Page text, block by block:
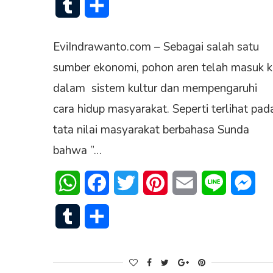
Tumblr
EviIndrawanto.com – Sebagai salah satu
sumber ekonomi, pohon aren telah masuk
dalam sistem kultur dan mempengaruhi
cara hidup masyarakat. Seperti terlihat
tata nilai masyarakat berbahasa Sunda
bahwa ”…
WhatsAppFacebookTwitter PinterestEmail Line
Tumblr